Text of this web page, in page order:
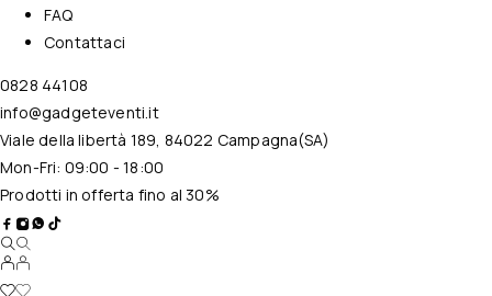
FAQ
Contattaci
0828 44108
info@gadgeteventi.it
Viale della libertà 189, 84022 Campagna(SA)
Mon-Fri: 09:00 - 18:00
Prodotti in offerta fino al 30%